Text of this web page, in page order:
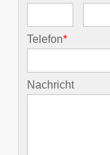
Telefon*
Nachricht